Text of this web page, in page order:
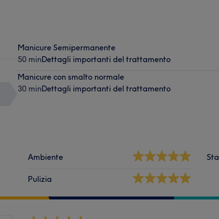
Manicure Semipermanente
50 minDettagli importanti del trattamento
Manicure con smalto normale
30 minDettagli importanti del trattamento
Ambiente
Pulizia